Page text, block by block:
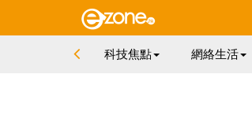
科技焦點 網絡生活